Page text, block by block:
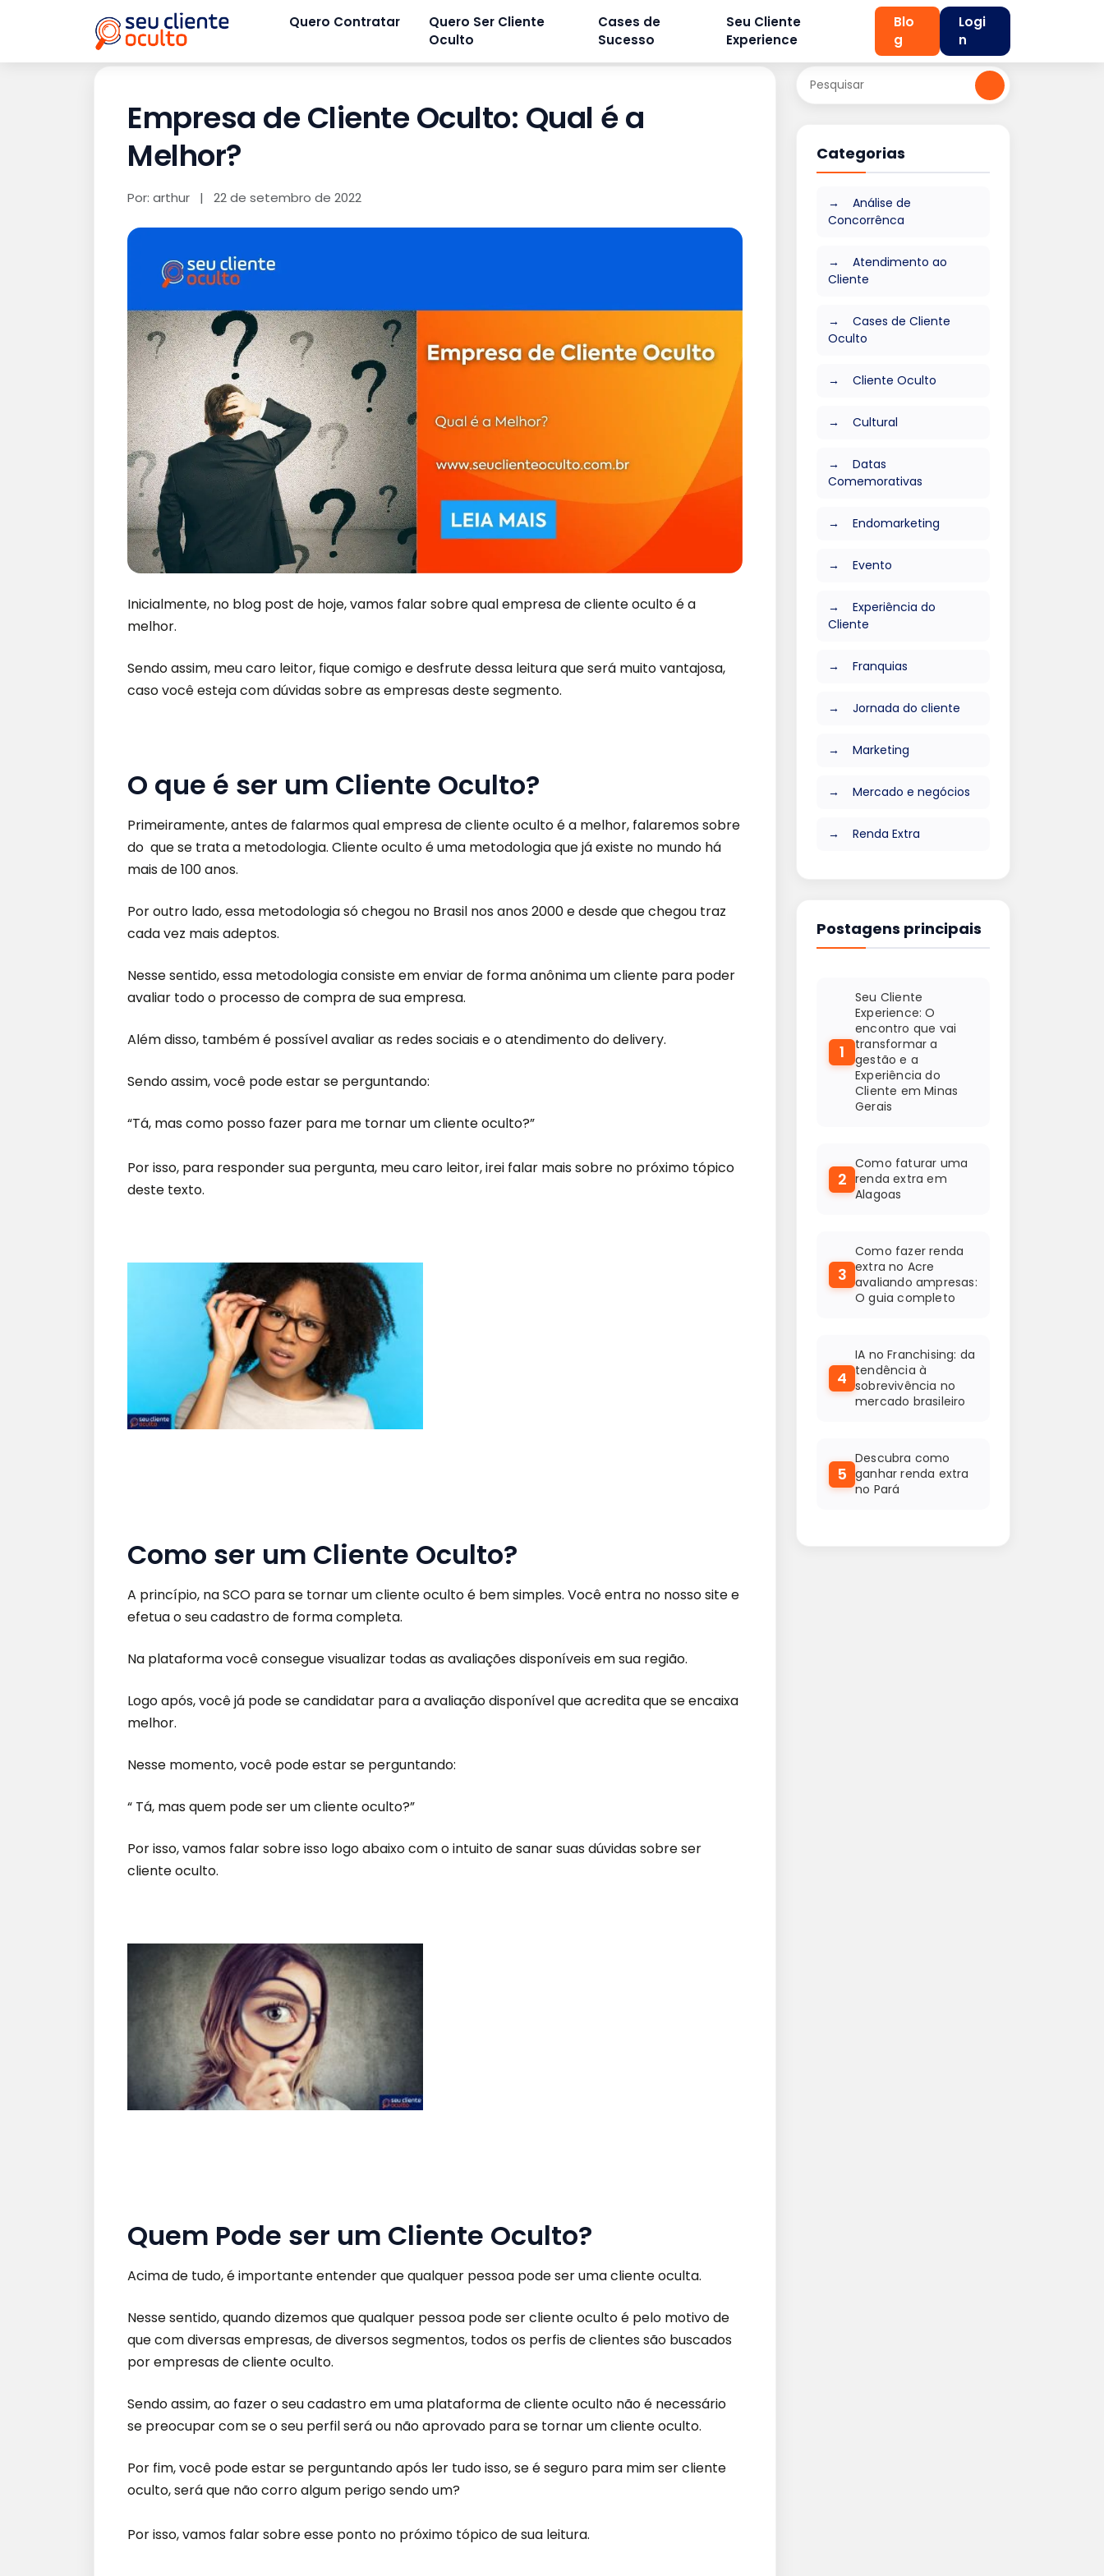
Quero Contratar
Quero Ser Cliente
Oculto
Cases de
Sucesso
Seu Cliente
Experience
Blo
g
Logi
n
Empresa de Cliente Oculto: Qual é a
Melhor?
Por: arthur | 22 de setembro de 2022
Inicialmente, no blog post de hoje, vamos falar sobre qual empresa de cliente oculto é a
melhor.
Sendo assim, meu caro leitor, fique comigo e desfrute dessa leitura queserá muito vantajosa,
caso você esteja com dúvidas sobre as empresas deste segmento.
O que é ser um Cliente Oculto?
Primeiramente, antes de falarmos qual empresa de cliente oculto é a melhor, falaremos sobre
do que se trata a metodologia. Cliente oculto é uma metodologia que já existe no mundo há
mais de 100 anos.
Por outro lado, essa metodologia só chegou no Brasil nos anos 2000 e desde que chegou traz
cada vez mais adeptos.
Nesse sentido, essa metodologia consiste em enviar de forma anônima um cliente para poder
avaliar todo o processo de compra de sua empresa.
Além disso, também é possível avaliar as redes sociais eo atendimento do delivery.
Sendo assim, você pode estar se perguntando:
“Tá, mas como posso fazer para me tornar um cliente oculto?”
Por isso, para responder sua pergunta, meu caro leitor, irei falar mais sobre no próximo tópico
deste texto.
Como ser um Cliente Oculto?
A princípio, na SCO para se tornar um cliente oculto é bemsimples. Você entra no nosso site e
efetuao seu cadastro de forma completa.
Na plataforma você consegue visualizar todas as avaliações disponíveis em sua região.
Logo após, você já pode se candidatar para a avaliação disponível que acredita que seencaixa
melhor.
Nesse momento, você pode estar se perguntando:
“ Tá, mas quem pode ser um cliente oculto?”
Por isso, vamos falar sobre isso logo abaixo com o intuito de sanar suas dúvidas sobre ser
cliente oculto.
Quem Pode ser um Cliente Oculto?
Acima de tudo, é importante entender que qualquer pessoa pode ser uma cliente oculta.
Nesse sentido, quando dizemos que qualquer pessoa pode ser cliente oculto é pelo motivo de
que com diversas empresas, de diversos segmentos, todos os perfis de clientes são buscados
por empresas de cliente oculto.
Sendo assim, ao fazer o seu cadastro em uma plataforma de cliente oculto não é necessário
se preocupar com se o seu perfil será ou não aprovado para se tornar um cliente oculto.
Por fim, você pode estar se perguntando após ler tudo isso, seé seguro para mim ser cliente
oculto, será que não corro algum perigo sendo um?
Por isso, vamos falar sobre esse ponto no próximo tópico de sua leitura.
Categorias
Análise de
Concorrênca
Atendimento ao
Cliente
Cases de Cliente
Oculto
Cliente Oculto
Cultural
Datas
Comemorativas
Endomarketing
Evento
Experiência do
Cliente
Franquias
Jornada do cliente
Marketing
Mercado e negócios
Renda Extra
Postagens principais
1
Seu Cliente
Experience: O
encontro que vai
transformar a
gestão e a
Experiência do
Cliente em Minas
Gerais
2
Como faturar uma
renda extra em
Alagoas
3
Como fazer renda
extra no Acre
avaliando ampresas:
O guia completo
4
IA no Franchising: da
tendência à
sobrevivência no
mercado brasileiro
5
Descubra como
ganhar renda extra
no Pará